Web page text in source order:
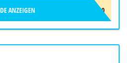
QINAO10
ANZEIGEN